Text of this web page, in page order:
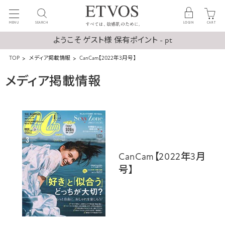
MENU SEARCH LOGIN CART
ようこそ ゲスト様 保有ポイント - pt
TOP メディア掲載情報 CanCam【2022年3月号】
メディア掲載情報
CanCam【2022年3月
号】